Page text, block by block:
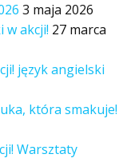
3 maja 2026
w akcji! 27 marca
język angielski
która smakuje!
Warsztaty